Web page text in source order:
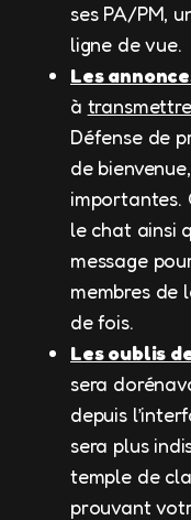
ses PA/PM,
ligne de vue.
Les
à
Défense de
de
importantes.
le chat ainsi
message
membres de
de fois.
Les oublis
sera
depuis
sera plus
temple de
prouvant